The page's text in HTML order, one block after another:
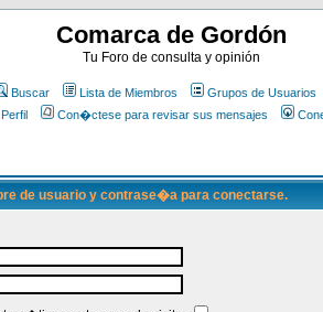
Comarca de Gordón
Tu Foro de consulta y opinión
Buscar Lista de Miembros Grupos de Usuarios
Perfil
Con�ctese para revisar sus mensajes
de usuario y contrase�a para conectarse.